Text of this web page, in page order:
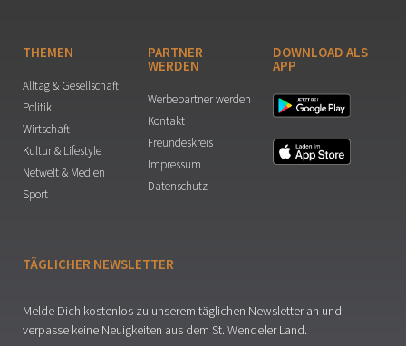
THEMEN
Alltag & Gesellschaft
Politik
Wirtschaft
Kultur & Lifestyle
Netwelt & Medien
Sport
PARTNER
WERDEN
Werbepartner werden
Kontakt
Freundeskreis
Impressum
Datenschutz
DOWNLOAD ALS
APP
TÄGLICHER NEWSLETTER
Melde Dich kostenlos zu unserem täglichen Newsletter an und
verpasse keine Neuigkeiten aus dem St. Wendeler Land.